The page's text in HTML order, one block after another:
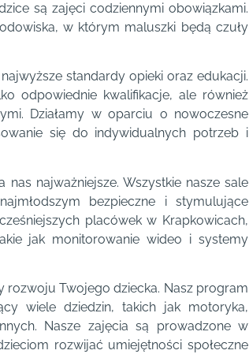
są zajęci codziennymi obowiązkami.
w którym maluszki będą czuły
standardy opieki oraz edukacji.
odpowiednie kwalifikacje, ale również
Działamy w oparciu o nowoczesne
się do indywidualnych potrzeb i
najważniejsze. Wszystkie nasze sale
bezpieczne i stymulujące
placówek w Krapkowicach,
jak monitorowanie wideo i systemy
rozwoju Twojego dziecka. Nasz program
wiele dziedzin, takich jak motoryka,
Nasze zajęcia są prowadzone w
rozwijać umiejętności społeczne